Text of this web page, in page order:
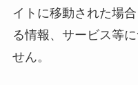
イトに移動された場
る情報、サービス等
せん。